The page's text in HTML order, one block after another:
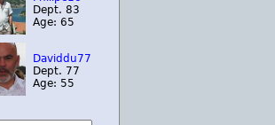
Dept. 83
Age: 65
Daviddu77
Dept. 77
Age: 55